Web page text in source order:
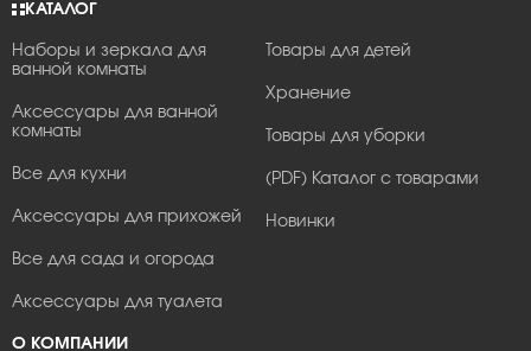
КАТАЛОГ
Наборы и зеркала для
ванной комнаты
Аксессуары для ванной
комнаты
Все для кухни
Аксессуары для прихожей
Все для сада и огорода
Аксессуары для туалета
Товары для детей
Хранение
Товары для уборки
(PDF) Каталог с товарами
Новинки
О КОМПАНИИ